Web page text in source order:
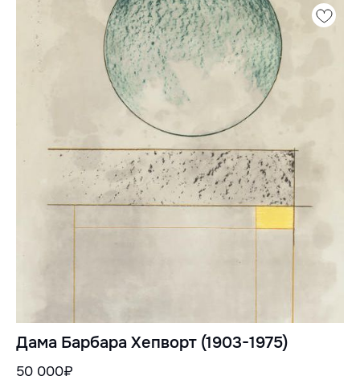
Дама Барбара Хепворт (1903-1975)
50 000₽